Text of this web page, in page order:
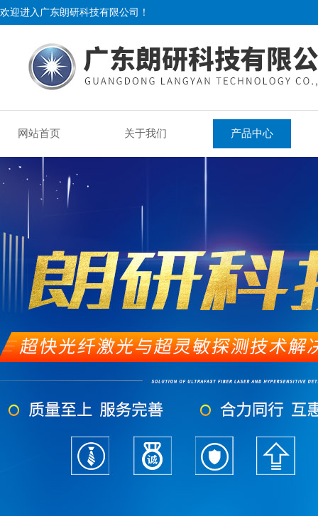
欢迎进入广东朗研科技有限公司！
网站首页 关于我们 产品中心